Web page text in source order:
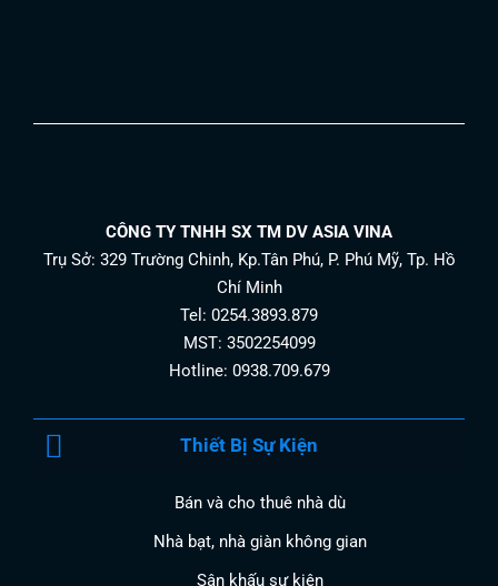
CÔNG TY TNHH SX TM DV ASIA VINA
Trụ Sở: 329 Trường Chinh, Kp.Tân Phú, P. Phú Mỹ, Tp. Hồ
Chí Minh
Tel: 0254.3893.879
MST: 3502254099
Hotline: 0938.709.679
Thiết Bị Sự Kiện
Bán và cho thuê nhà dù
Nhà bạt, nhà giàn không gian
Sân khấu sự kiện